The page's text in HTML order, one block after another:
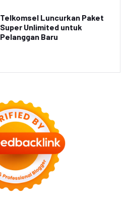
Telkomsel Luncurkan Paket
Super Unlimited untuk
Pelanggan Baru